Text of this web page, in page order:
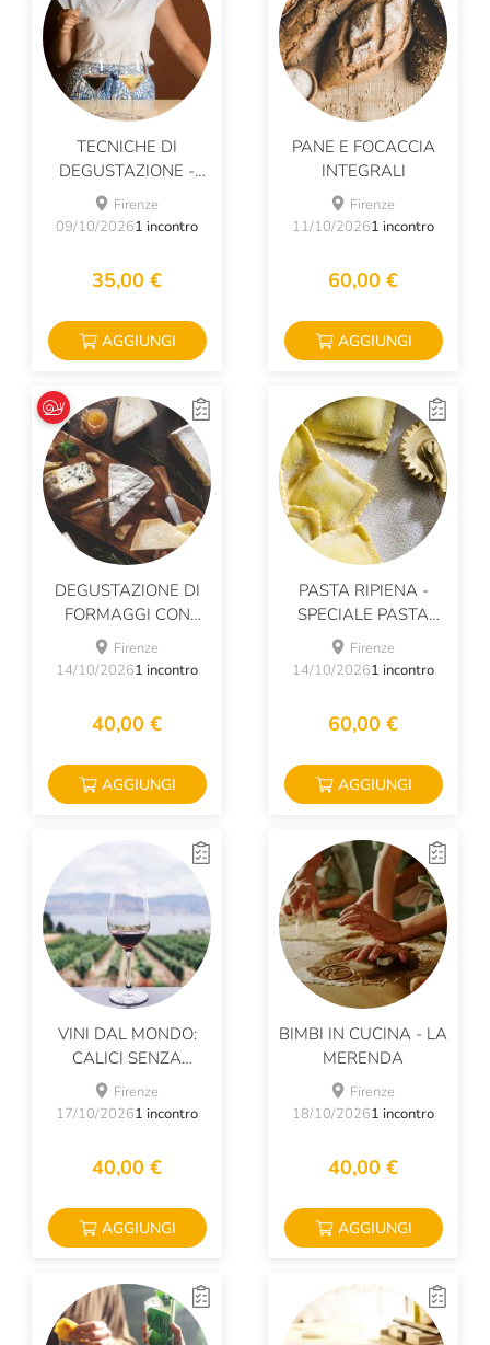
TECNICHE DI
DEGUSTAZIONE -
ABC DEL VINO
Firenze
09/10/20261 incontro
35,00 €
AGGIUNGI
PANE E FOCACCIA
INTEGRALI
Firenze
11/10/20261 incontro
60,00 €
AGGIUNGI
DEGUSTAZIONE DI
FORMAGGI CON
SLOW FOOD
Firenze
14/10/20261 incontro
40,00 €
AGGIUNGI
PASTA RIPIENA -
SPECIALE PASTA
FRESCA
Firenze
14/10/20261 incontro
60,00 €
AGGIUNGI
VINI DAL MONDO:
CALICI SENZA
FRONTIERE
Firenze
17/10/20261 incontro
40,00 €
AGGIUNGI
BIMBI IN CUCINA - LA
MERENDA
Firenze
18/10/20261 incontro
40,00 €
AGGIUNGI